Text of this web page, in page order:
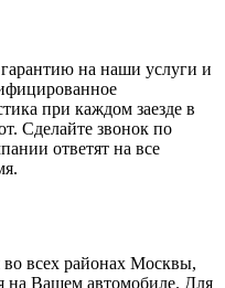
на наши услуги и
при каждом заезде в
Сделайте звонок по
ответят на все
всех районах Москвы,
на Вашем автомобиле. Для